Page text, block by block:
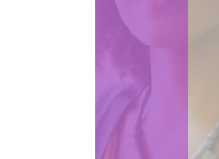
au cloud via